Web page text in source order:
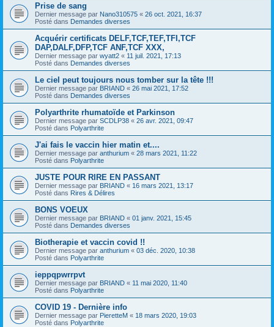
Prise de sang
Dernier message par Nano310575 « 26 oct. 2021, 16:37
Posté dans Demandes diverses
Acquérir certificats DELF,TCF,TEF,TFI,TCF
DAP,DALF,DFP,TCF ANF,TCF XXX,
Dernier message par wyatt2 « 11 juil. 2021, 17:13
Posté dans Demandes diverses
Le ciel peut toujours nous tomber sur la tête !!!
Dernier message par BRIAND « 26 mai 2021, 17:52
Posté dans Demandes diverses
Polyarthrite rhumatoïde et Parkinson
Dernier message par SCDLP38 « 26 avr. 2021, 09:47
Posté dans Polyarthrite
J'ai fais le vaccin hier matin et....
Dernier message par anthurium « 28 mars 2021, 11:22
Posté dans Polyarthrite
JUSTE POUR RIRE EN PASSANT
Dernier message par BRIAND « 16 mars 2021, 13:17
Posté dans Rires & Délires
BONS VOEUX
Dernier message par BRIAND « 01 janv. 2021, 15:45
Posté dans Demandes diverses
Biotherapie et vaccin covid !!
Dernier message par anthurium « 03 déc. 2020, 10:38
Posté dans Polyarthrite
ieppqpwrrpvt
Dernier message par BRIAND « 11 mai 2020, 11:40
Posté dans Polyarthrite
COVID 19 - Dernière info
Dernier message par PieretteM « 18 mars 2020, 19:03
Posté dans Polyarthrite